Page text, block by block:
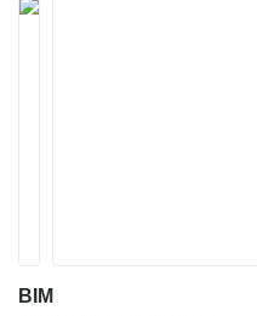
ΒΙΜ